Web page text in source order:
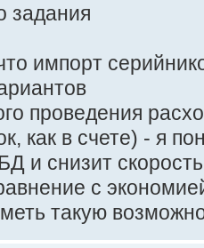
задания
импорт
проведения
как в счете) - я
и снизит
с
такую